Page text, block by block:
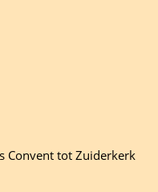
Convent tot Zuiderkerk